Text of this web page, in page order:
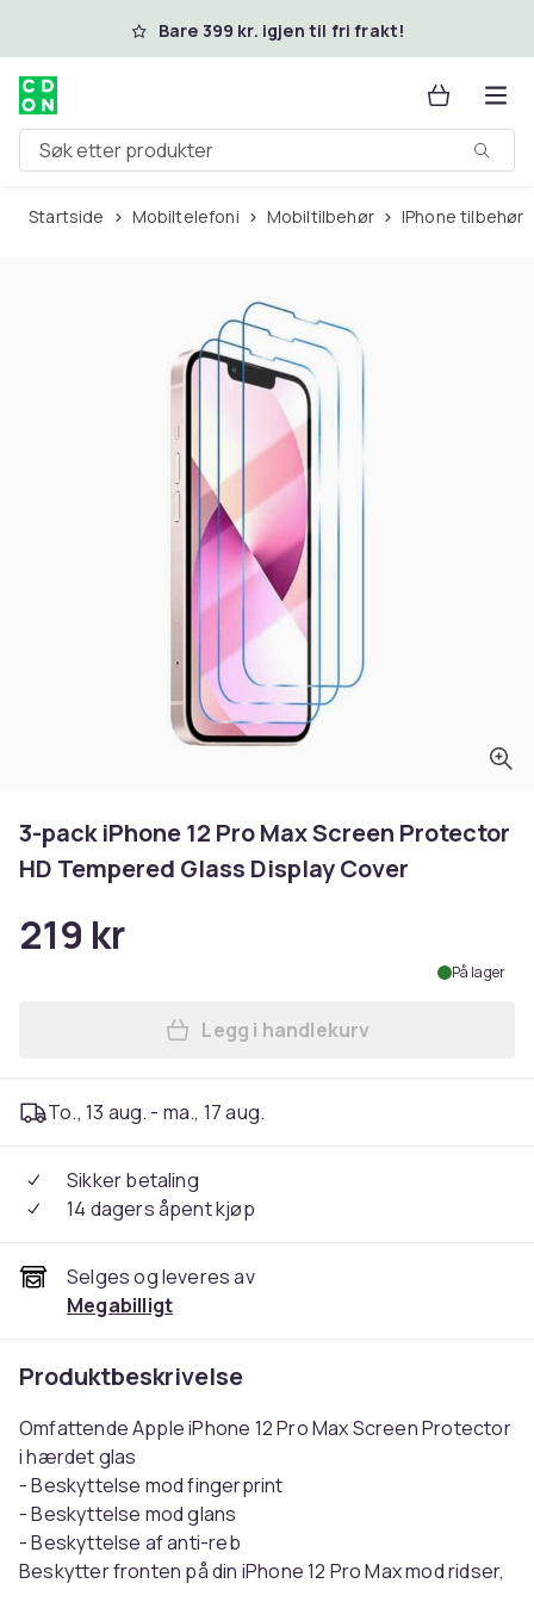
Hopp til hovedinnholdBare 399 kr. igjen til fri frakt!
Søk etter produkter
Startside Mobiltelefoni Mobiltilbehør iPhone tilbehør
3-pack iPhone 12 Pro Max Screen Protector
HD Tempered Glass Display Cover
219 kr
På lager
Legg 3-pack iPhone 12
Legg i handlekurv
To., 13 aug. - ma., 17 aug.
Sikker betaling
14 dagers åpent kjøp
Selges og leveres av
Megabilligt
Produktbeskrivelse
Omfattende Apple iPhone 12 Pro Max Screen Protector
i hærdet glas
- Beskyttelse mod fingerprint
- Beskyttelse mod glans
- Beskyttelse af anti-reb
Beskytter fronten på din iPhone 12 Pro Max mod ridser,